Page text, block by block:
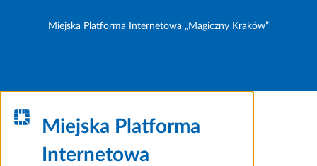
Miejska Platforma Internetowa „Magiczny Kraków”
Miejska Platforma
Internetowa